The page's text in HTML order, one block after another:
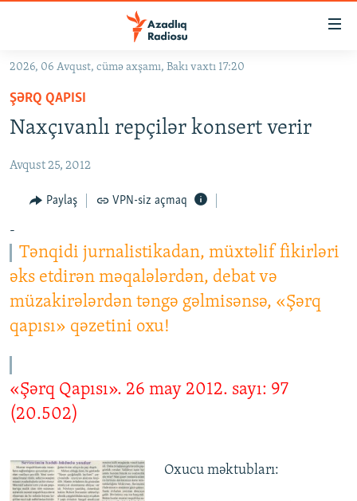
Əsas
qayıt
Əsas
naviqasiyaya
qayıt
KORRUPSIOMETR
#ƏSLINDƏ
FƏRQƏ BAX
ARAŞDIRMA
MULTIMEDIA
KARIKATURA
İSLAM VƏ DEMOKRATIYA
PEŞƏ ETIKASI VƏ JURNALISTIKA STANDARTLARIMIZ
AZADLIQRADIOSU MOBIL TELEFONUNUZDA
BIZIMLƏ ƏLAQƏ
BIZI IZLƏ
RFE/RL-in bütün saytları
2026, 06 Avqust, cümə axşamı, Bakı vaxtı 17:20
ŞƏRQ QAPISI
Naxçıvanlı repçilər konsert verir
Avqust 25, 2012
Paylaş VPN-siz açmaq
-
Tənqidi jurnalistikadan, müxtəlif fikirləri
əks etdirən məqalələrdən, debat və
müzakirələrdən təngə gəlmisənsə, «Şərq
qapısı» qəzetini oxu!
«Şərq Qapısı». 26 may 2012. sayı: 97
(20.502)
Oxucu məktubları: